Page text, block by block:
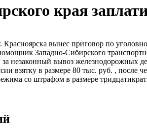
края
вынес приговор по
Западно-Сибирского
за незаконный вывоз железнодорожных
взятку в размере 80 тыс. руб. , после
со штрафом в размере